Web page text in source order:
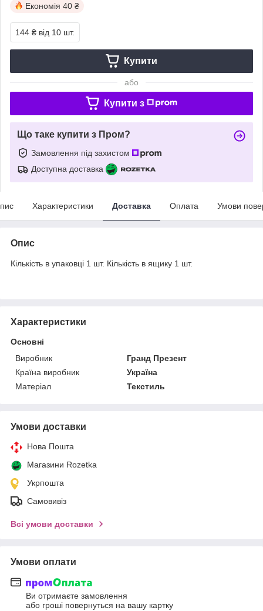
Економія 40 ₴
144 ₴ від 10 шт.
Купити
або
Купити з
Що таке купити з Пром?
Замовлення під захистом
Доступна доставка
Характеристики Доставка Оплата Умови
Опис
Кількість в упаковці 1 шт. Кількість в ящику 1 шт.
Характеристики
Основні
Виробник
Гранд Презент
Країна виробник
Україна
Матеріал
Текстиль
Умови доставки
Нова Пошта
Магазини Rozetka
Укрпошта
Самовивіз
Всі умови доставки
Умови оплати
Ви отримаєте замовлення
або гроші повернуться на вашу картку